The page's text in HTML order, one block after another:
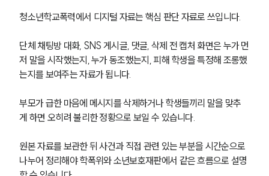
주요 업무사례
사례분석/최신동향
법률지식인
고객후기
업무분야
학교폭력대응팀 업무
청소년학교폭력에서 디지털 자료는 핵심 판단 자료로 쓰입니다.
단체 채팅방 대화, SNS 게시글, 댓글, 삭제 전 캡처 화면은 누가 먼
저 말을 시작했는지, 누가 동조했는지, 피해 학생을 특정해 조롱했
는지를 보여주는 자료가 됩니다.
부모가 급한 마음에 메시지를 삭제하거나 학생들끼리 말을 맞추
게 하면 오히려 불리한 정황으로 보일 수 있습니다.
원본 자료를 보관한 뒤 사건과 직접 관련 있는 부분을 시간순으로
나누어 정리해야 학폭위와 소년보호재판에서 같은 흐름으로 설명